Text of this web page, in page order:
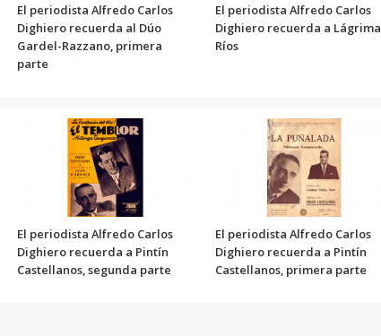
El periodista Alfredo Carlos
Dighiero recuerda al Dúo
Gardel-Razzano, primera
parte
El periodista Alfredo Carlos
Dighiero recuerda a Lágrima
Ríos
El periodista Alfredo Carlos
Dighiero recuerda a Pintín
Castellanos, segunda parte
El periodista Alfredo Carlos
Dighiero recuerda a Pintín
Castellanos, primera parte